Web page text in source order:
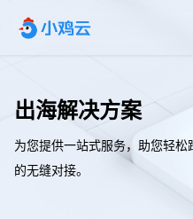
出海解决方案
为您提供一站式服务，助您轻
的无缝对接。